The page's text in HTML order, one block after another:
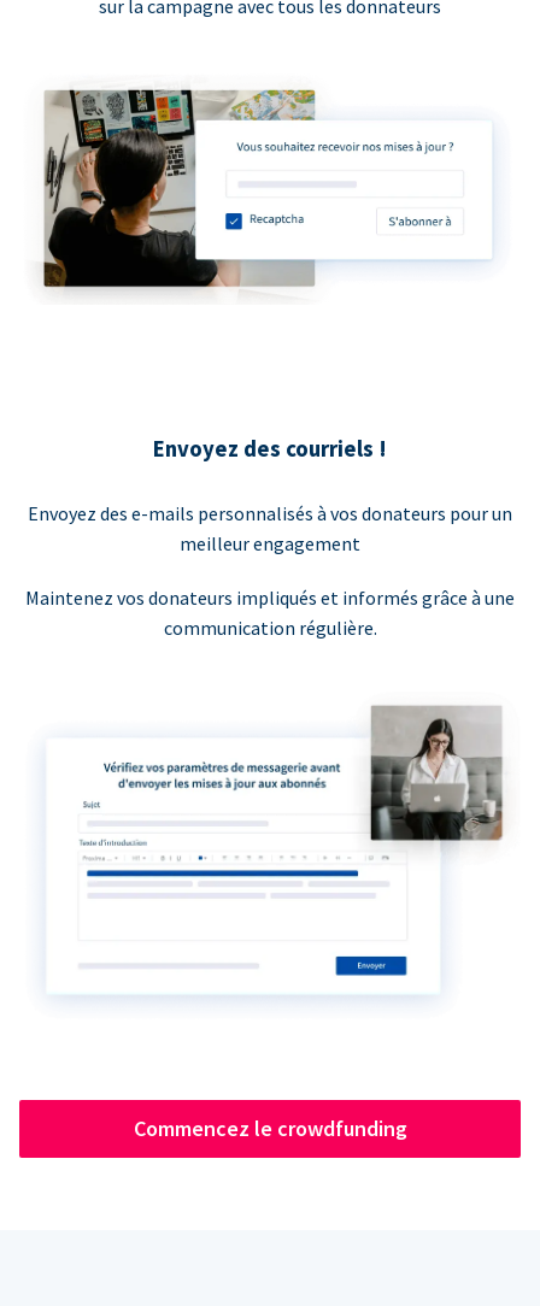
sur la campagne avec tous les donnateurs
Envoyez des courriels !
Envoyez des e-mails personnalisés à vos donateurs pour un
meilleur engagement
Maintenez vos donateurs impliqués et informés grâce à une
communication régulière.
Commencez le crowdfunding